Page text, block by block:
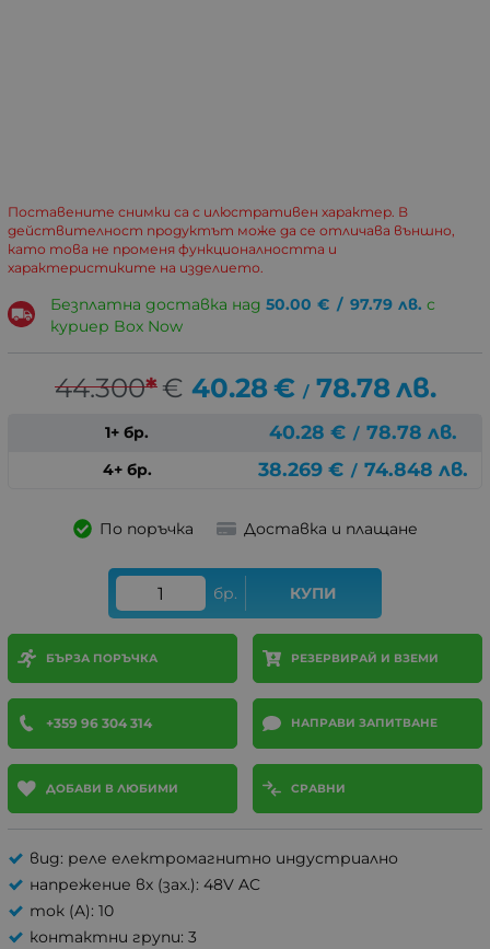
Поставените снимки са с илюстративен характер. В
действителност продуктът може да се отличава външно,
като това не променя функционалността и
характеристиките на изделието.
Безплатна доставка над 50.00 € / 97.79 лв. с
куриер Box Now
44.300*€ 40.28€ / 78.78лв.
1+ бр. 40.28 € / 78.78 лв.
4+ бр. 38.269 € / 74.848 лв.
По поръчка Доставка и плащане
бр. КУПИ
БЪРЗА ПОРЪЧКА РЕЗЕРВИРАЙ И ВЗЕМИ
+359 96 304 314 НАПРАВИ ЗАПИТВАНЕ
ДОБАВИ В ЛЮБИМИ СРАВНИ
вид: реле електромагнитно индустриално
напрежение вх (зах.): 48V AC
ток (A): 10
контактни групи: 3